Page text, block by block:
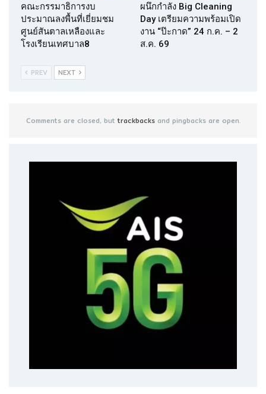
คณะกรรมาธิการงบ
ประมาณลงพื้นที่เยี่ยมชม
ศูนย์สันตาลเหลืองและ
โรงเรียนเทศบาล8
ผนึกกำลัง Big Cleaning
Day เตรียมความพร้อมเปิด
งาน “ป๊ะกาด” 24 ก.ค. – 2
ส.ค. 69
PREV NEXT
Comments are closed, buttrackbacksand pingbacks are open.